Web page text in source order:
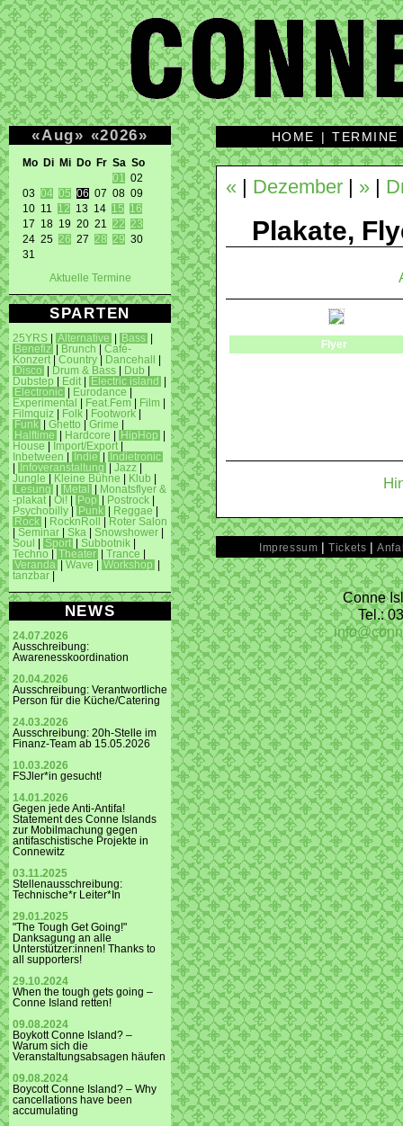
«Aug» «2026»
Mo Di Mi Do Fr Sa So
01
02
03 04 05 06 07 08 09
10 11 12 13 14 15
16
17 18 19 20 21 22
23
24 25 26 27 28 29 30
31
Aktuelle Termine
SPARTEN
25YRS Alternative Bass
Benefiz
Brunch
Café-
Konzert
Country Dancehall
Disco
Drum & Bass Dub
Dubstep
Edit Electric island
Electronic
Eurodance
Experimental
Feat.Fem Film
Filmquiz
Folk Footwork
Funk
Ghetto Grime
Halftime
Hardcore HipHop
House
Import/Export
Inbetween
Indie
Indietronic
Infoveranstaltung Jazz
Jungle
Kleine Bühne Klub
Lesung
Metal
Monatsflyer &
-plakat
Oi! Pop Postrock
Psychobilly
Punk Reggae
Rock
RocknRoll
Roter Salon
Seminar Ska Snowshower
Soul
Sport Subbotnik
Techno
Theater Trance
Veranda
Wave Workshop
tanzbar
NEWS
24.07.2026
Ausschreibung:
Awarenesskoordination
20.04.2026
Ausschreibung: Verantwortliche
Person für die Küche/Catering
24.03.2026
Ausschreibung: 20h-Stelle im
Finanz-Team ab 15.05.2026
10.03.2026
FSJler*in gesucht!
14.01.2026
Gegen jede Anti-Antifa!
Statement des Conne Islands
zur Mobilmachung gegen
antifaschistische Projekte in
Connewitz
03.11.2025
Stellenausschreibung:
Technische*r Leiter*In
29.01.2025
"The Tough Get Going!"
Danksagung an alle
Unterstützer:innen! Thanks to
all supporters!
29.10.2024
When the tough gets going –
Conne Island retten!
09.08.2024
Boykott Conne Island? –
Warum sich die
Veranstaltungsabsagen häufen
09.08.2024
Boycott Conne Island? – Why
cancellations have been
accumulating
HOME |TERMINE
« Dezember »
Plakate,
Flyer
Impressum |Tickets |
Conne
Tel.: